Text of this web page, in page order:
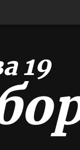
19